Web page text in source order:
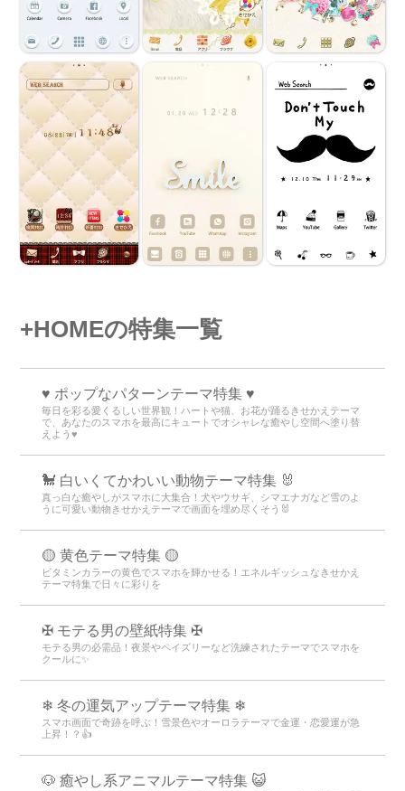
+HOMEの特集一覧
♥️ ポップなパターンテーマ特集 ♥️
毎日を彩る愛くるしい世界観！ハートや猫、お花が踊るきせかえテーマ
で、あなたのスマホを最高にキュートでオシャレな癒やし空間へ塗り替
えよう♥️
🐩 白いくてかわいい動物テーマ特集 🐰
真っ白な癒やしがスマホに大集合！犬やウサギ、シマエナガなど雪のよ
うに可愛い動物きせかえテーマで画面を埋め尽くそう🐰
🟡 黄色テーマ特集 🟡
ビタミンカラーの黄色でスマホを輝かせる！エネルギッシュなきせかえ
テーマ特集で日々に彩りを
✠ モテる男の壁紙特集 ✠
モテる男の必需品！夜景やペイズリーなど洗練されたテーマでスマホを
クールに✨
❄ 冬の運気アップテーマ特集 ❄
スマホ画面で奇跡を呼ぶ！雪景色やオーロラテーマで金運・恋愛運が急
上昇！？👍
🐶 癒やし系アニマルテーマ特集 😺